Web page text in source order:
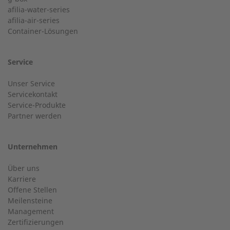
Postleitzahl
Nachname
Ort
E-Mail
24-h-Service bis 50 kW
Service Hotline für eine Installation bis 50 kW (g-box 20
und g-box 50).
+49 (0) 2568 9347-2707
Kundenservice
Haben Sie allgemeine Fragen?
+49 (0) 2568 9347-0
afilia-water-series
afilia-air-series
Container-Lösungen
Service
Unser Service
Servicekontakt
Service-Produkte
Partner werden
Unternehmen
Über uns
Karriere
Offene Stellen
Meilensteine
Management
Zertifizierungen